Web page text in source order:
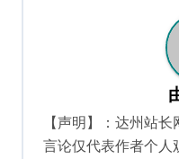
【声明】：达州站
言论仅代表作者个人